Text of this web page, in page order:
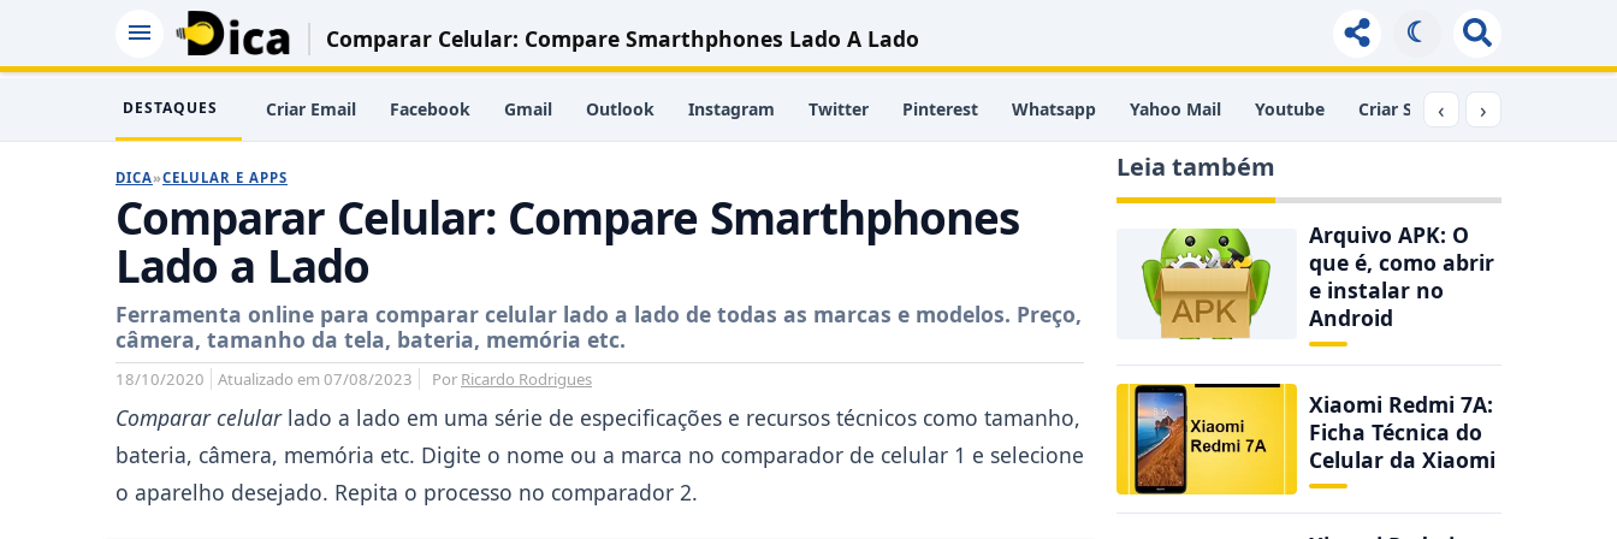
Comparar Celular: Compare Smarthphones Lado A Lado ☾
DESTAQUES Criar Email Facebook Gmail Outlook Instagram Twitter Pinterest Whatsapp Yahoo Mail Youtube Criar Site Comprimir PDF
‹ ›
DICA»CELULAR E APPS
Comparar Celular: Compare Smarthphones
Lado a Lado
Ferramenta online para comparar celular lado a lado de todas as marcas e modelos. Preço,
câmera, tamanho da tela, bateria, memória etc.
18/10/2020 Atualizado em 07/08/2023 Por Ricardo Rodrigues
Comparar celularlado a lado em uma série de especificações e recursos técnicos como tamanho,
bateria, câmera, memória etc. Digite o nome ou a marca no comparador de celular 1 e selecione
o aparelho desejado. Repita o processo no comparador 2.
Leia também
Arquivo APK: O
que é, como abrir
e instalar no
Android
Xiaomi Redmi 7A:
Ficha Técnica do
Celular da Xiaomi